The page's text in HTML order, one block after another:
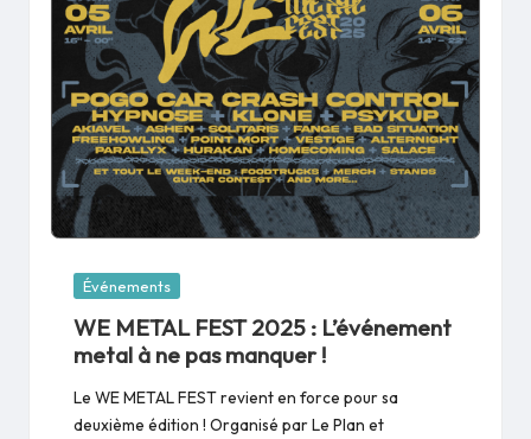
Posted
Événements
WE METAL FEST 2025 : L’événement
metal à ne pas manquer !
Le WE METAL FEST revient en force pour sa
deuxième édition ! Organisé par Le Plan et